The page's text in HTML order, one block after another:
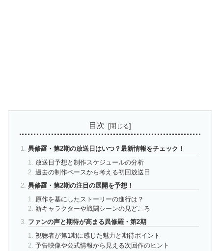
目次
異修羅・第2期の放送日はいつ？最新情報をチェック！
放送日予想と制作スケジュールの分析
過去の制作ペースから考える初回放送日
異修羅・第2期の注目の展開を予想！
原作を基にしたストーリーの進行は？
新キャラクターや戦闘シーンの見どころ
ファンの声と期待が高まる異修羅・第2期
視聴者が第1期に感じた魅力と期待ポイント
予告映像や公式情報から見える次回作のヒント